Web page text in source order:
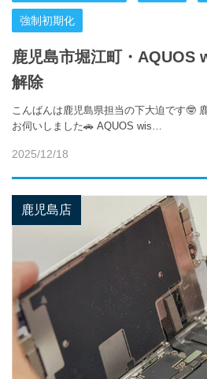
強制初期化
鹿児島市堀江町・AQUOS
解除
こんばんは鹿児島県担当の下大迫です🤓
お伺いしました🚗 AQUOS wis…
2025/12/18
鹿児島店